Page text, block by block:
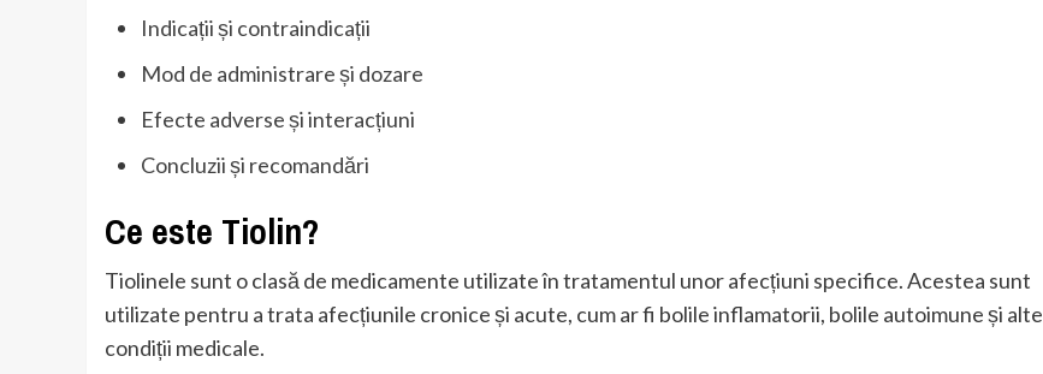
Indicații și contraindicații
Mod de administrare și dozare
Efecte adverse și interacțiuni
Concluzii și recomandări
Ce este Tiolin?
Tiolinele sunt o clasă de medicamente utilizate în tratamentul unor afecțiuni specifice. Acestea sunt
utilizate pentru a trata afecțiunile cronice și acute, cum ar fi bolile inflamatorii, bolile autoimune și alte
condiții medicale.